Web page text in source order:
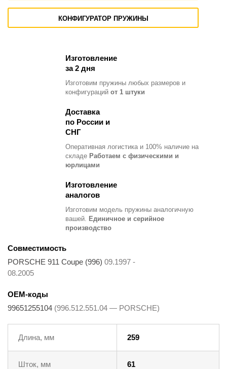
КОНФИГУРАТОР ПРУЖИНЫ
Изготовление
за 2 дня
Изготовим пружины любых размеров и
конфигураций от 1 штуки
Доставка
по России и
СНГ
Оперативная логистика и 100% наличие на
складе Работаем с физическими и
юрлицами
Изготовление
аналогов
Изготовим модель пружины аналогичную
вашей. Единичное и серийное
производство
Совместимость
PORSCHE 911 Coupe (996) 09.1997 -
08.2005
OEM-коды
99651255104 (996.512.551.04 — PORSCHE)
Длина, мм 259
Шток, мм 61